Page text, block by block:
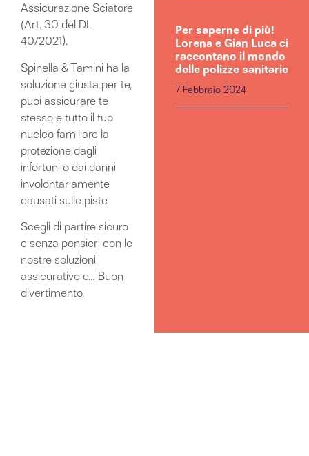
Assicurazione Sciatore
(Art. 30 del DL
40/2021).​
Spinella & Tamini ha la
soluzione giusta per te,
puoi assicurare te
stesso e tutto il tuo
nucleo familiare la
protezione dagli
infortuni o dai danni
involontariamente
causati sulle piste.
Scegli di partire sicuro
e senza pensieri con le
nostre soluzioni
assicurative e… Buon
divertimento.
Per saperne di più!
Lorena e Gian Luca ci
raccontano il mondo
delle polizze sanitarie
7 Febbraio 2024